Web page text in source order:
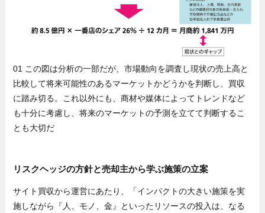
01 この図は分析の一部だが、市場動向を調査し現状の売上高と
比較して将来可能性のあるマーケットかどうかを判断し、買収
に踏み切る。これ以外にも、商材や媒体によってトレンドなど
も十分に考慮し、将来のマーケットの予測を立てて判断するこ
とも大切だ
リスクヘッジの方針と売却主から学ぶ施策の立案
サイト買収から運営にあたり、「インパクトの大きい施策を実
施しながら『人、モノ、金』といったリソースの投入は、なる